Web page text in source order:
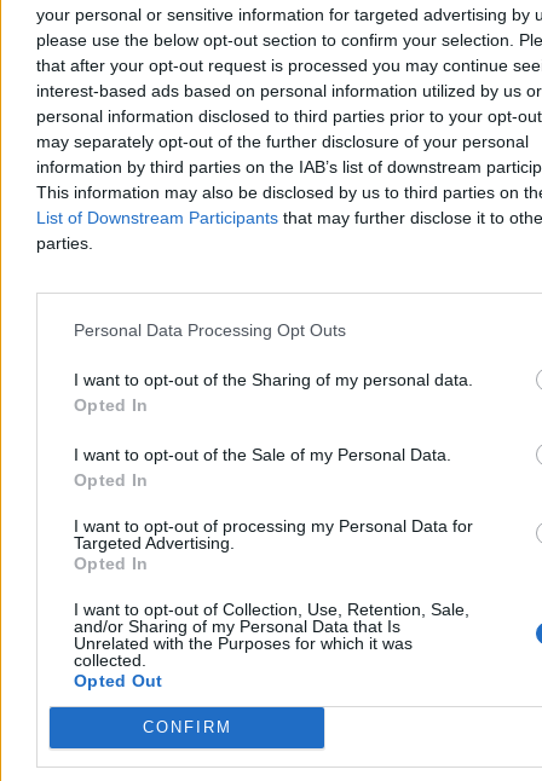
your personal or sensitive information for targeted advertising by
please use the below opt-out section to confirm your selection.
that after your opt-out request is processed you may continue
interest-based ads based on personal information utilized by us or
personal information disclosed to third parties prior to your opt-
may separately opt-out of the further disclosure of your personal
information by third parties on the IAB’s list of downstream
This information may also be disclosed by us to third parties on
List of Downstream Participants that may further disclose it to
parties.
Personal Data Processing Opt Outs
I want to opt-out of the Sharing of my personal data.
Opted In
I want to opt-out of the Sale of my Personal Data.
Opted In
I want to opt-out of processing my Personal Data for
Targeted Advertising.
Opted In
I want to opt-out of Collection, Use, Retention, Sale,
and/or Sharing of my Personal Data that Is
Unrelated with the Purposes for which it was
collected.
Opted Out
CONFIRM
4 min
Obiecujące badania niemieckich naukowców
znanej metody medycznej. Afereza terapeutyczna, dotąd stosowana
głównie w chorobach układu krążenia i autoimmunologicznych,
może skutecznie filtrować z ludzkiej krwi mikroplastik oraz
Tomasz Pałasz
04.08.2026
Zdrowie